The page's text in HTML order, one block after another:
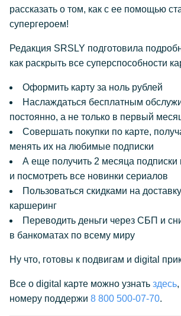
рассказать о том, как с ее помощью
супергероем!
Редакция SRSLY подготовила
как раскрыть все суперспособности
Оформить карту за ноль рублей
Наслаждаться бесплатным
постоянно, а не только в первый
Совершать покупки по карте,
менять их на любимые подписки
А еще получить 2 месяца подписки
и посмотреть все новинки сериалов
Пользоваться скидками на
каршеринг
Переводить деньги через СБП и
в банкоматах по всему миру
Ну что, готовы к подвигам и digital
Все о digital карте можно узнать здесь
номеру поддержи 8 800 500-07-70.